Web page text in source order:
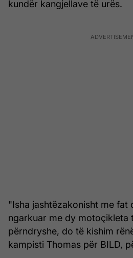
kundër kangjellave të urës.
"Isha jashtëzakonisht me fat
ngarkuar me dy motoçikleta
përndryshe, do të kishim
kampisti Thomas për BILD,